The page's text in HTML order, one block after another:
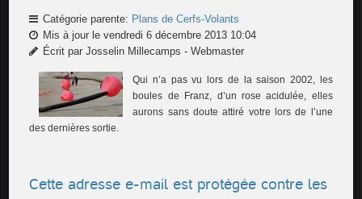
Catégorie parente: Plans de Cerfs-Volants
Mis à jour le vendredi 6 décembre 2013 10:04
Écrit par Josselin Millecamps - Webmaster
Qui n’a pas vu lors de la saison 2002, les
boules de Franz, d’un rose acidulée, elles
aurons sans doute attiré votre lors de l’une
des dernières sortie.
Cette adresse e-mail est protégée contre les